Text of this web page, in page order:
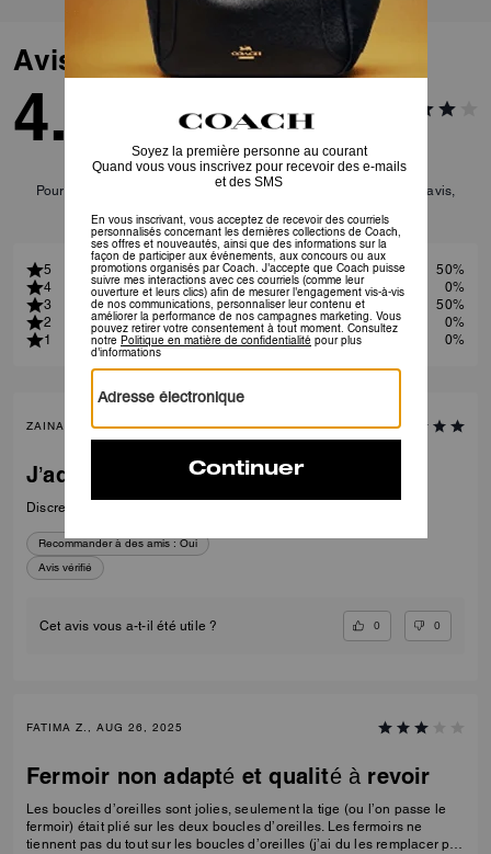
Avis
4.0
Pour plus d’informations sur la manière dont nous vérifions nos avis,
5
50%
4
0%
3
50%
2
0%
1
0%
ZAINA B., DEC 13, 2024
J’adore
Discret j’aime beaucoup
Recommander à des amis : Oui
Avis vérifié
Cet avis vous a-t-il été utile ? 0 0
FATIMA Z., AUG 26, 2025
Fermoir non adapté et qualité à revoir
Les boucles d’oreilles sont jolies, seulement la tige (ou l’on passe le
fermoir) était plié sur les deux boucles d’oreilles. Les fermoirs ne
tiennent pas du tout sur les boucles d’oreilles (j’ai du les remplacer par